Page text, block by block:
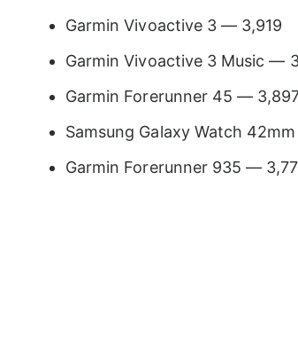
Garmin Vivoactive 3 — 3,919
Garmin Vivoactive 3 Music —
Garmin Forerunner 45 —
Samsung Galaxy Watch
Garmin Forerunner 935 — 3,77